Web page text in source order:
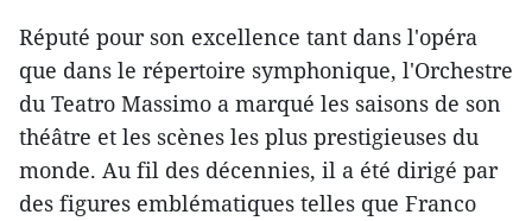
Réputé pour son excellence tant dans l'opéra
que dans le répertoire symphonique, l'Orchestre
du Teatro Massimo a marqué les saisons de son
théâtre et les scènes les plus prestigieuses du
monde. Au fil des décennies, il a été dirigé par
des figures emblématiques telles que Franco